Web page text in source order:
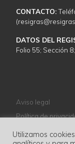
CONTACTO:
DATOS DEL
Folio 55; Sección
Aviso legal
Política de
Política de cookies
Utilizamos